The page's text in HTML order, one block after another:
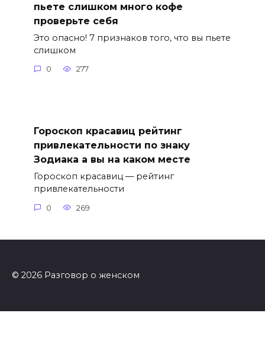
пьете слишком много кофе
проверьте себя
Это опасно! 7 признаков того, что вы пьете
слишком
0 277
Гороскоп красавиц рейтинг
привлекательности по знаку
Зодиака а вы на каком месте
Гороскоп красавиц — рейтинг
привлекательности
0 269
© 2026 Разговор о женском